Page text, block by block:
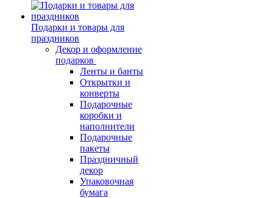
Подарки и товары для
праздников
Декор и оформление
подарков
Ленты и банты
Открытки и
конверты
Подарочные
коробки и
наполнители
Подарочные
пакеты
Праздничный
декор
Упаковочная
бумага